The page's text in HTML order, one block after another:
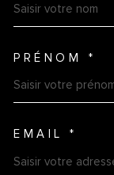
PRÉNOM *
EMAIL *